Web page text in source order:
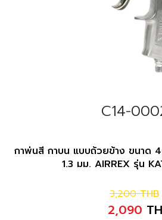
C14-
กาพ่นสี กาบน แบบถ้วยข้าง ขนาด
1.3 มม. AIRREX รุ่น
3,200 THB
2,090